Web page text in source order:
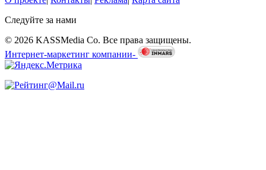
Следуйте за нами
© 2026 KASSMedia Co. Все права защищены.
Интернет-маркетинг компании-